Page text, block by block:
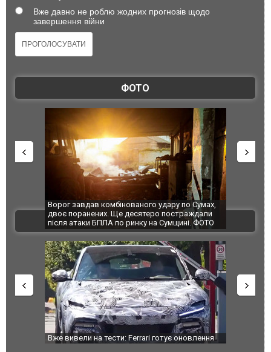
Вже давно не роблю жодних прогнозів щодо
завершення війни
ФОТО
Ворог завдав комбінованого удару по Сумах,
двоє поранених. Ще десятеро постраждали
після атаки БПЛА по ринку на Сумщині. ФОТО
За 2000
склад
ВІДЕО
Вже вивели на тести: Ferrari готує оновлення
Вийшов
фільму